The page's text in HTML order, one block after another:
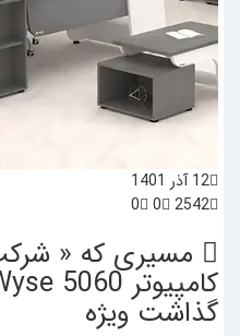
12 آذر 1401
2542
0
0
مسیری که «
گذاشت ویژه